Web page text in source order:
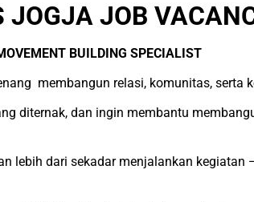
JOGJA JOB
BUILDING SPECIALIST
membangun relasi, komunitas, serta
diternak, dan ingin membantu
lebih dari sekadar menjalankan